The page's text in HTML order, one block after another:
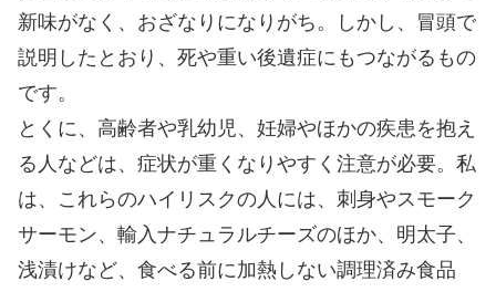
新味がなく、おざなりになりがち。しかし、冒頭で
説明したとおり、死や重い後遺症にもつながるもの
です。
とくに、高齢者や乳幼児、妊婦やほかの疾患を抱え
る人などは、症状が重くなりやすく注意が必要。私
は、これらのハイリスクの人には、刺身やスモーク
サーモン、輸入ナチュラルチーズのほか、明太子、
浅漬けなど、食べる前に加熱しない調理済み食品